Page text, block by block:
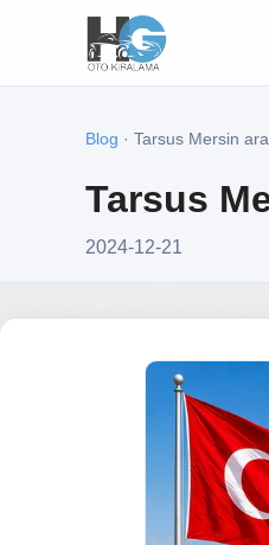
Blog · Tarsus Mersin
Tarsus
2024-12-21